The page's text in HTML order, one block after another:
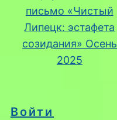
Войти
письмо «Чистый
Липецк: эстафета
созидания» Осень
2025